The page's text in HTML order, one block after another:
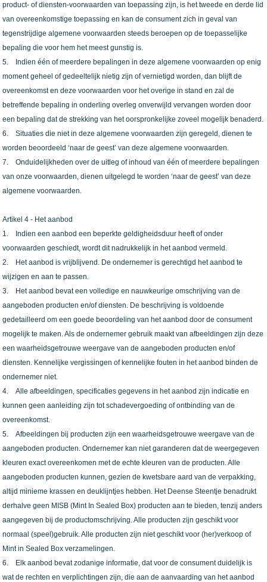
product- of diensten-voorwaarden van toepassing zijn, is het tweede en derde lid
van overeenkomstige toepassing en kan de consument zich in geval van
tegenstrijdige algemene voorwaarden steeds beroepen op de toepasselijke
bepaling die voor hem het meest gunstig is.
5. Indien één of meerdere bepalingen in deze algemene voorwaarden op enig
moment geheel of gedeeltelijk nietig zijn of vernietigd worden, dan blijft de
overeenkomst en deze voorwaarden voor het overige in stand en zal de
betreffende bepaling in onderling overleg onverwijld vervangen worden door
een bepaling dat de strekking van het oorspronkelijke zoveel mogelijk benaderd.
6. Situaties die niet in deze algemene voorwaarden zijn geregeld, dienen te
worden beoordeeld ‘naar de geest’ van deze algemene voorwaarden.
7. Onduidelijkheden over de uitleg of inhoud van één of meerdere bepalingen
van onze voorwaarden, dienen uitgelegd te worden ‘naar de geest’ van deze
algemene voorwaarden.
Artikel 4 - Het aanbod
1. Indien een aanbod een beperkte geldigheidsduur heeft of onder
voorwaarden geschiedt, wordt dit nadrukkelijk in het aanbod vermeld.
2. Het aanbod is vrijblijvend. De ondernemer is gerechtigd het aanbod te
wijzigen en aan te passen.
3. Het aanbod bevat een volledige en nauwkeurige omschrijving van de
aangeboden producten en/of diensten. De beschrijving is voldoende
gedetailleerd om een goede beoordeling van het aanbod door de consument
mogelijk te maken. Als de ondernemer gebruik maakt van afbeeldingen zijn deze
een waarheidsgetrouwe weergave van de aangeboden producten en/of
diensten. Kennelijke vergissingen of kennelijke fouten in het aanbod binden de
ondernemer niet.
4. Alle afbeeldingen, specificaties gegevens in het aanbod zijn indicatie en
kunnen geen aanleiding zijn tot schadevergoeding of ontbinding van de
overeenkomst.
5. Afbeeldingen bij producten zijn een waarheidsgetrouwe weergave van de
aangeboden producten. Ondernemer kan niet garanderen dat de weergegeven
kleuren exact overeenkomen met de echte kleuren van de producten. Alle
aangeboden producten kunnen, gezien de kwetsbare aard van de verpakking,
altijd minieme krassen en deuklijntjes hebben. Het Deense Steentje benadrukt
derhalve geen MISB (Mint In Sealed Box) producten aan te bieden, tenzij anders
aangegeven bij de productomschrijving. Alle producten zijn geschikt voor
normaal (speel)gebruik. Alle producten zijn niet geschikt voor (her)verkoop of
Mint in Sealed Box verzamelingen.
6. Elk aanbod bevat zodanige informatie, dat voor de consument duidelijk is
wat de rechten en verplichtingen zijn, die aan de aanvaarding van het aanbod